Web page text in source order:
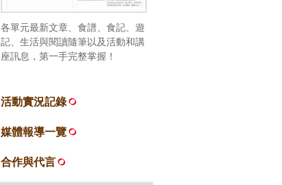
各單元最新文章、食譜、食記、遊
記、生活與閱讀隨筆以及活動和講
座訊息，第一手完整掌握！
活動實況記錄
媒體報導一覽
合作與代言